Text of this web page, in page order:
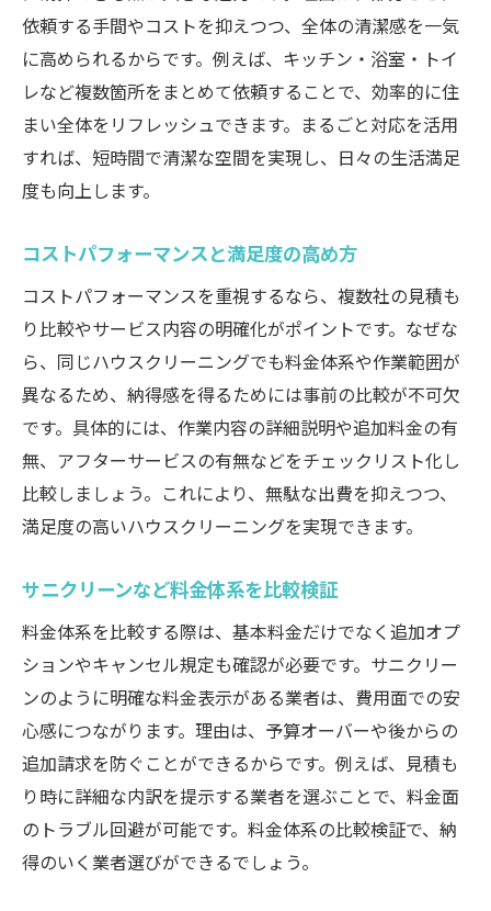
依頼する手間やコストを抑えつつ、全体の清潔感を一気
に高められるからです。例えば、キッチン・浴室・トイ
レなど複数箇所をまとめて依頼することで、効率的に住
まい全体をリフレッシュできます。まるごと対応を活用
すれば、短時間で清潔な空間を実現し、日々の生活満足
度も向上します。
コストパフォーマンスと満足度の高め方
コストパフォーマンスを重視するなら、複数社の見積も
り比較やサービス内容の明確化がポイントです。なぜな
ら、同じハウスクリーニングでも料金体系や作業範囲が
異なるため、納得感を得るためには事前の比較が不可欠
です。具体的には、作業内容の詳細説明や追加料金の有
無、アフターサービスの有無などをチェックリスト化し
比較しましょう。これにより、無駄な出費を抑えつつ、
満足度の高いハウスクリーニングを実現できます。
サニクリーンなど料金体系を比較検証
料金体系を比較する際は、基本料金だけでなく追加オプ
ションやキャンセル規定も確認が必要です。サニクリー
ンのように明確な料金表示がある業者は、費用面での安
心感につながります。理由は、予算オーバーや後からの
追加請求を防ぐことができるからです。例えば、見積も
り時に詳細な内訳を提示する業者を選ぶことで、料金面
のトラブル回避が可能です。料金体系の比較検証で、納
得のいく業者選びができるでしょう。